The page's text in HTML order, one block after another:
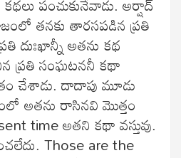
తనకు తారసపడిన ప్రతి
దుఃఖాన్నీ అతను కథ
ప్రతి సంఘటననీ కథా
చేశాడు. దాదాపు మూడు
అతను రాసినవి మొత్తం
time అతని కథా వస్తువు.
Those are the